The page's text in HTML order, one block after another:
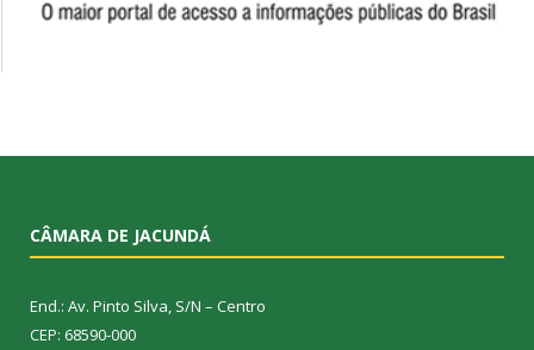
CÂMARA DE JACUNDÁ
End.: Av. Pinto Silva, S/N – Centro
CEP: 68590-000